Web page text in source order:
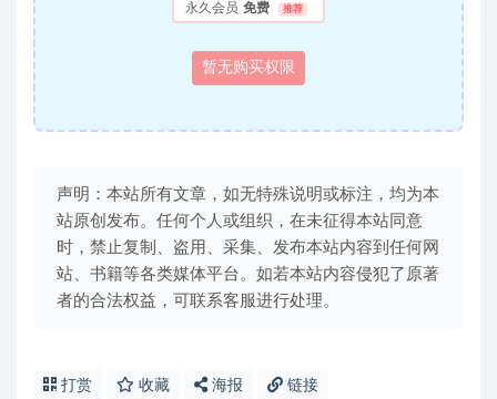
永久会员 免费 推荐
暂无购买权限
声明：本站所有文章，如无特殊说明或标注，均为本
站原创发布。任何个人或组织，在未征得本站同意
时，禁止复制、盗用、采集、发布本站内容到任何网
站、书籍等各类媒体平台。如若本站内容侵犯了原著
者的合法权益，可联系客服进行处理。
打赏 收藏 海报 链接